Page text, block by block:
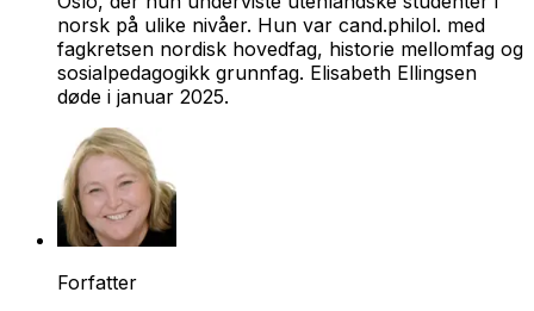
norsk på ulike nivåer. Hun var cand.philol. med
fagkretsen nordisk hovedfag, historie mellomfag og
sosialpedagogikk grunnfag. Elisabeth Ellingsen
døde i januar 2025.
Forfatter